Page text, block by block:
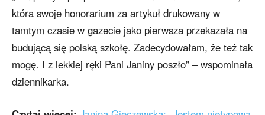
która swoje honorarium za artykuł drukowany w
tamtym czasie w gazecie jako pierwsza przekazała na
budującą się polską szkołę. Zadecydowałam, że też tak
mogę. I z lekkiej ręki Pani Janiny poszło” – wspominała
dziennikarka.